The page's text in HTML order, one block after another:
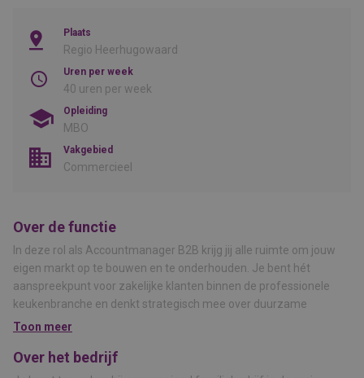
Plaats
Regio Heerhugowaard
Uren per week
40 uren per week
Opleiding
MBO
Vakgebied
Commercieel
Over de functie
In deze rol als Accountmanager B2B krijg jij alle ruimte om jouw
eigen markt op te bouwen en te onderhouden. Je bent hét
aanspreekpunt voor zakelijke klanten binnen de professionele
keukenbranche en denkt strategisch mee over duurzame
oplossingen die echt het verschil maken. Geen snelle deals, maar
technische affiniteit samenkomen.
Toon meer
Over het bedrijf